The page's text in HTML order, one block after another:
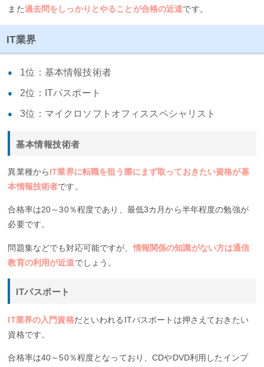
また過去問をしっかりとやることが合格の近道です。
IT業界
1位：基本情報技術者
2位：ITパスポート
3位：マイクロソフトオフィススペシャリスト
基本情報技術者
異業種からIT業界に転職を狙う際にまず取っておきたい資格が基
本情報技術者です。
合格率は20～30％程度であり、最低3カ月から半年程度の勉強が
必要です。
問題集などでも対応可能ですが、情報関係の知識がない方は通信
教育の利用が近道でしょう。
ITパスポート
IT業界の入門資格だといわれるITパスポートは押さえておきたい
資格です。
合格率は40～50％程度となっており、CDやDVD利用したインプ